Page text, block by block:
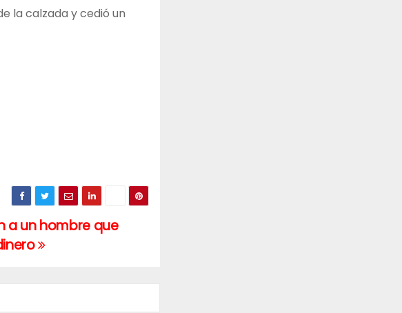
la calzada y cedió un
a un hombre que